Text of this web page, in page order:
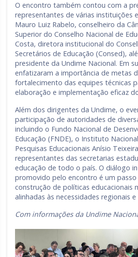
O encontro também contou com a
representantes de várias instituições
Mauro Luiz Rabelo, conselheiro da
Superior do Conselho Nacional de
Costa, diretora institucional do
Secretários de Educação (Consed),
presidente da Undime Nacional. Em
enfatizaram a importância de metas
fortalecimento das equipes técnicas
elaboração e implementação eficaz
Além dos dirigentes da Undime, o
participação de autoridades de
incluindo o Fundo Nacional de
Educação (FNDE), o Instituto
Pesquisas Educacionais Anísio
representantes das secretarias
educação de todo o país. O diálogo
promovido pelo encontro é um
construção de políticas educacionais
alinhadas às necessidades regionais e
Com informações da Undime